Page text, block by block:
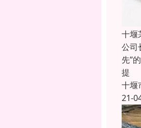
十堰
公司
先”
提
十堰
21-